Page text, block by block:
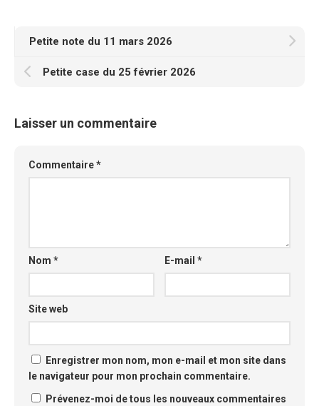
Petite note du 11 mars 2026
Petite case du 25 février 2026
Laisser un commentaire
Commentaire*
Nom * E-mail*
Site web
Enregistrer mon nom, mon e-mail et mon site dans
le navigateur pour mon prochain commentaire.
Prévenez-moi de tous les nouveaux commentaires